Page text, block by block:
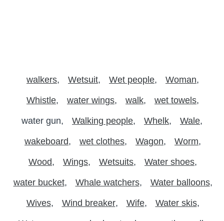
walkers Wetsuit Wet people Woman
Whistle water wings walk wet towels
water gun Walking people Whelk Wale
wakeboard wet clothes Wagon Worm
Wood Wings Wetsuits Water shoes
water bucket Whale watchers Water balloons
Wives Wind breaker Wife Water skis